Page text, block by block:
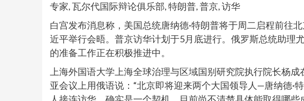
专家, 瓦尔代国际辩论俱乐部, 特朗普, 普京, 访华
白宫发布消息称，美国总统唐纳德·特朗普将于周二启程前往
近平举行会晤。普京访华计划于5月底进行。俄罗斯总统助理
的准备工作正在积极推进中。
上海外国语大学上海全球治理与区域国别研究院执行院长杨
亚会议上用俄语说：“北京即将迎来两个大国领导人—唐纳德·